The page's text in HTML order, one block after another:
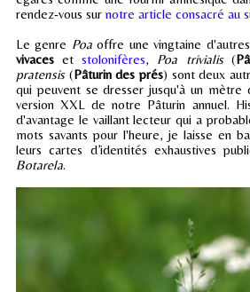
rendez-vous sur notre article consacré au
Le genre Poaoffre une vingtaine
vivaces etstolonifères, Poa trivialis(
pratensis(Pâturin des prés) sont deux
qui peuvent se dresser jusqu'à un mètre
version XXL de notre Pâturin annuel.
d'avantage le vaillant lecteur qui a
mots savants pour l'heure, je laisse en
leurs cartes d’identités exhaustives
Botarela.